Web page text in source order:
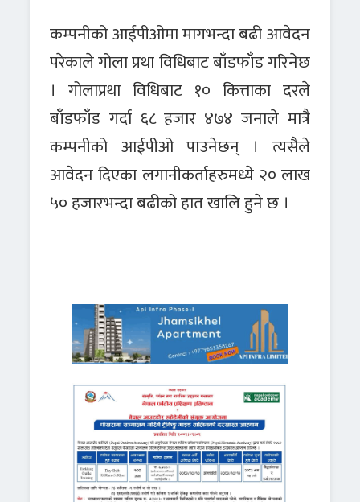
कम्पनीको आईपीओमा मागभन्दा बढी आवेदन
परेकाले गोला प्रथा विधिबाट बाँडफाँड गरिनेछ
। गोलाप्रथा विधिबाट १० कित्ताका दरले
बाँडफाँड गर्दा ६८ हजार ४७४ जनाले मात्रै
कम्पनीको आईपीओ पाउनेछन् । त्यसैले
आवेदन दिएका लगानीकर्ताहरुमध्ये २० लाख
५० हजारभन्दा बढीको हात खालि हुने छ ।